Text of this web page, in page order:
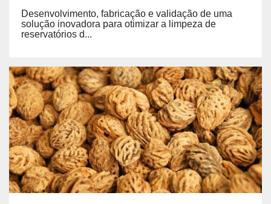
Desenvolvimento, fabricação e validação de uma
solução inovadora para otimizar a limpeza de
reservatórios d...